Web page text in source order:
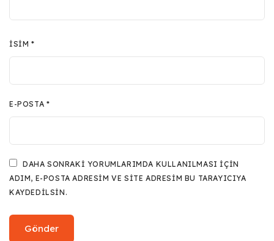
İSIM*
E-POSTA *
DAHA SONRAKI YORUMLARIMDA KULLANILMASI IÇIN
ADIM, E-POSTA ADRESIM VE SITE ADRESIM BU TARAYICIYA
KAYDEDILSIN.